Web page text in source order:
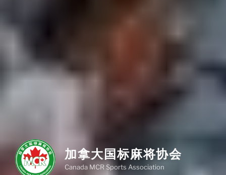
加拿大国标麻将协会
Canada MCR Sports Association